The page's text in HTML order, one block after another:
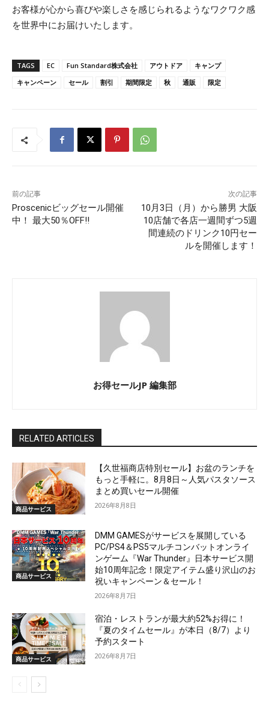
お客様が心から喜びや楽しさを感じられるようなワクワク感
を世界中にお届けいたします。
TAGS EC Fun Standard株式会社 アウトドア
キャンプ
キャンペーン
セール 割引 期間限定 秋 通販 限定
前の記事
Proscenicビッグセール開催
中！ 最大50％OFF!!
次の記事
10月3日（月）から勝男 大阪
10店舗で各店一週間ずつ5週
間連続のドリンク10円セー
ルを開催します！
お得セールJP 編集部
RELATED ARTICLES
商品サービス
【久世福商店特別セール】お盆のランチを
もっと手軽に。8月8日～人気パスタソース
まとめ買いセール開催
2026年8月8日
商品サービス
DMM GAMESがサービスを展開している
PC/PS4＆PS5マルチコンバットオンライ
ンゲーム『War Thunder』日本サービス開
始10周年記念！限定アイテム盛り沢山のお
祝いキャンペーン＆セール！
2026年8月7日
商品サービス
宿泊・レストランが最大約52%お得に！
『夏のタイムセール』が本日（8/7）より
予約スタート
2026年8月7日